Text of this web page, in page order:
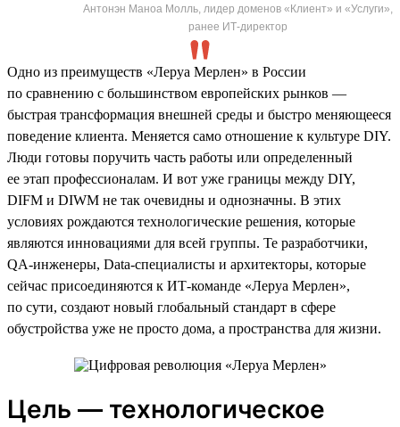
Антонэн Маноа Молль, лидер доменов «Клиент» и «Услуги»,
ранее ИТ-директор
Одно из преимуществ «Леруа Мерлен» в России
по сравнению с большинством европейских рынков —
быстрая трансформация внешней среды и быстро меняющееся
поведение клиента. Меняется само отношение к культуре DIY.
Люди готовы поручить часть работы или определенный
ее этап профессионалам. И вот уже границы между DIY,
DIFM и DIWM не так очевидны и однозначны. В этих
условиях рождаются технологические решения, которые
являются инновациями для всей группы. Те разработчики,
QA-инженеры, Data-специалисты и архитекторы, которые
сейчас присоединяются к ИТ-команде «Леруа Мерлен»,
по сути, создают новый глобальный стандарт в сфере
обустройства уже не просто дома, а пространства для жизни.
Цель — технологическое